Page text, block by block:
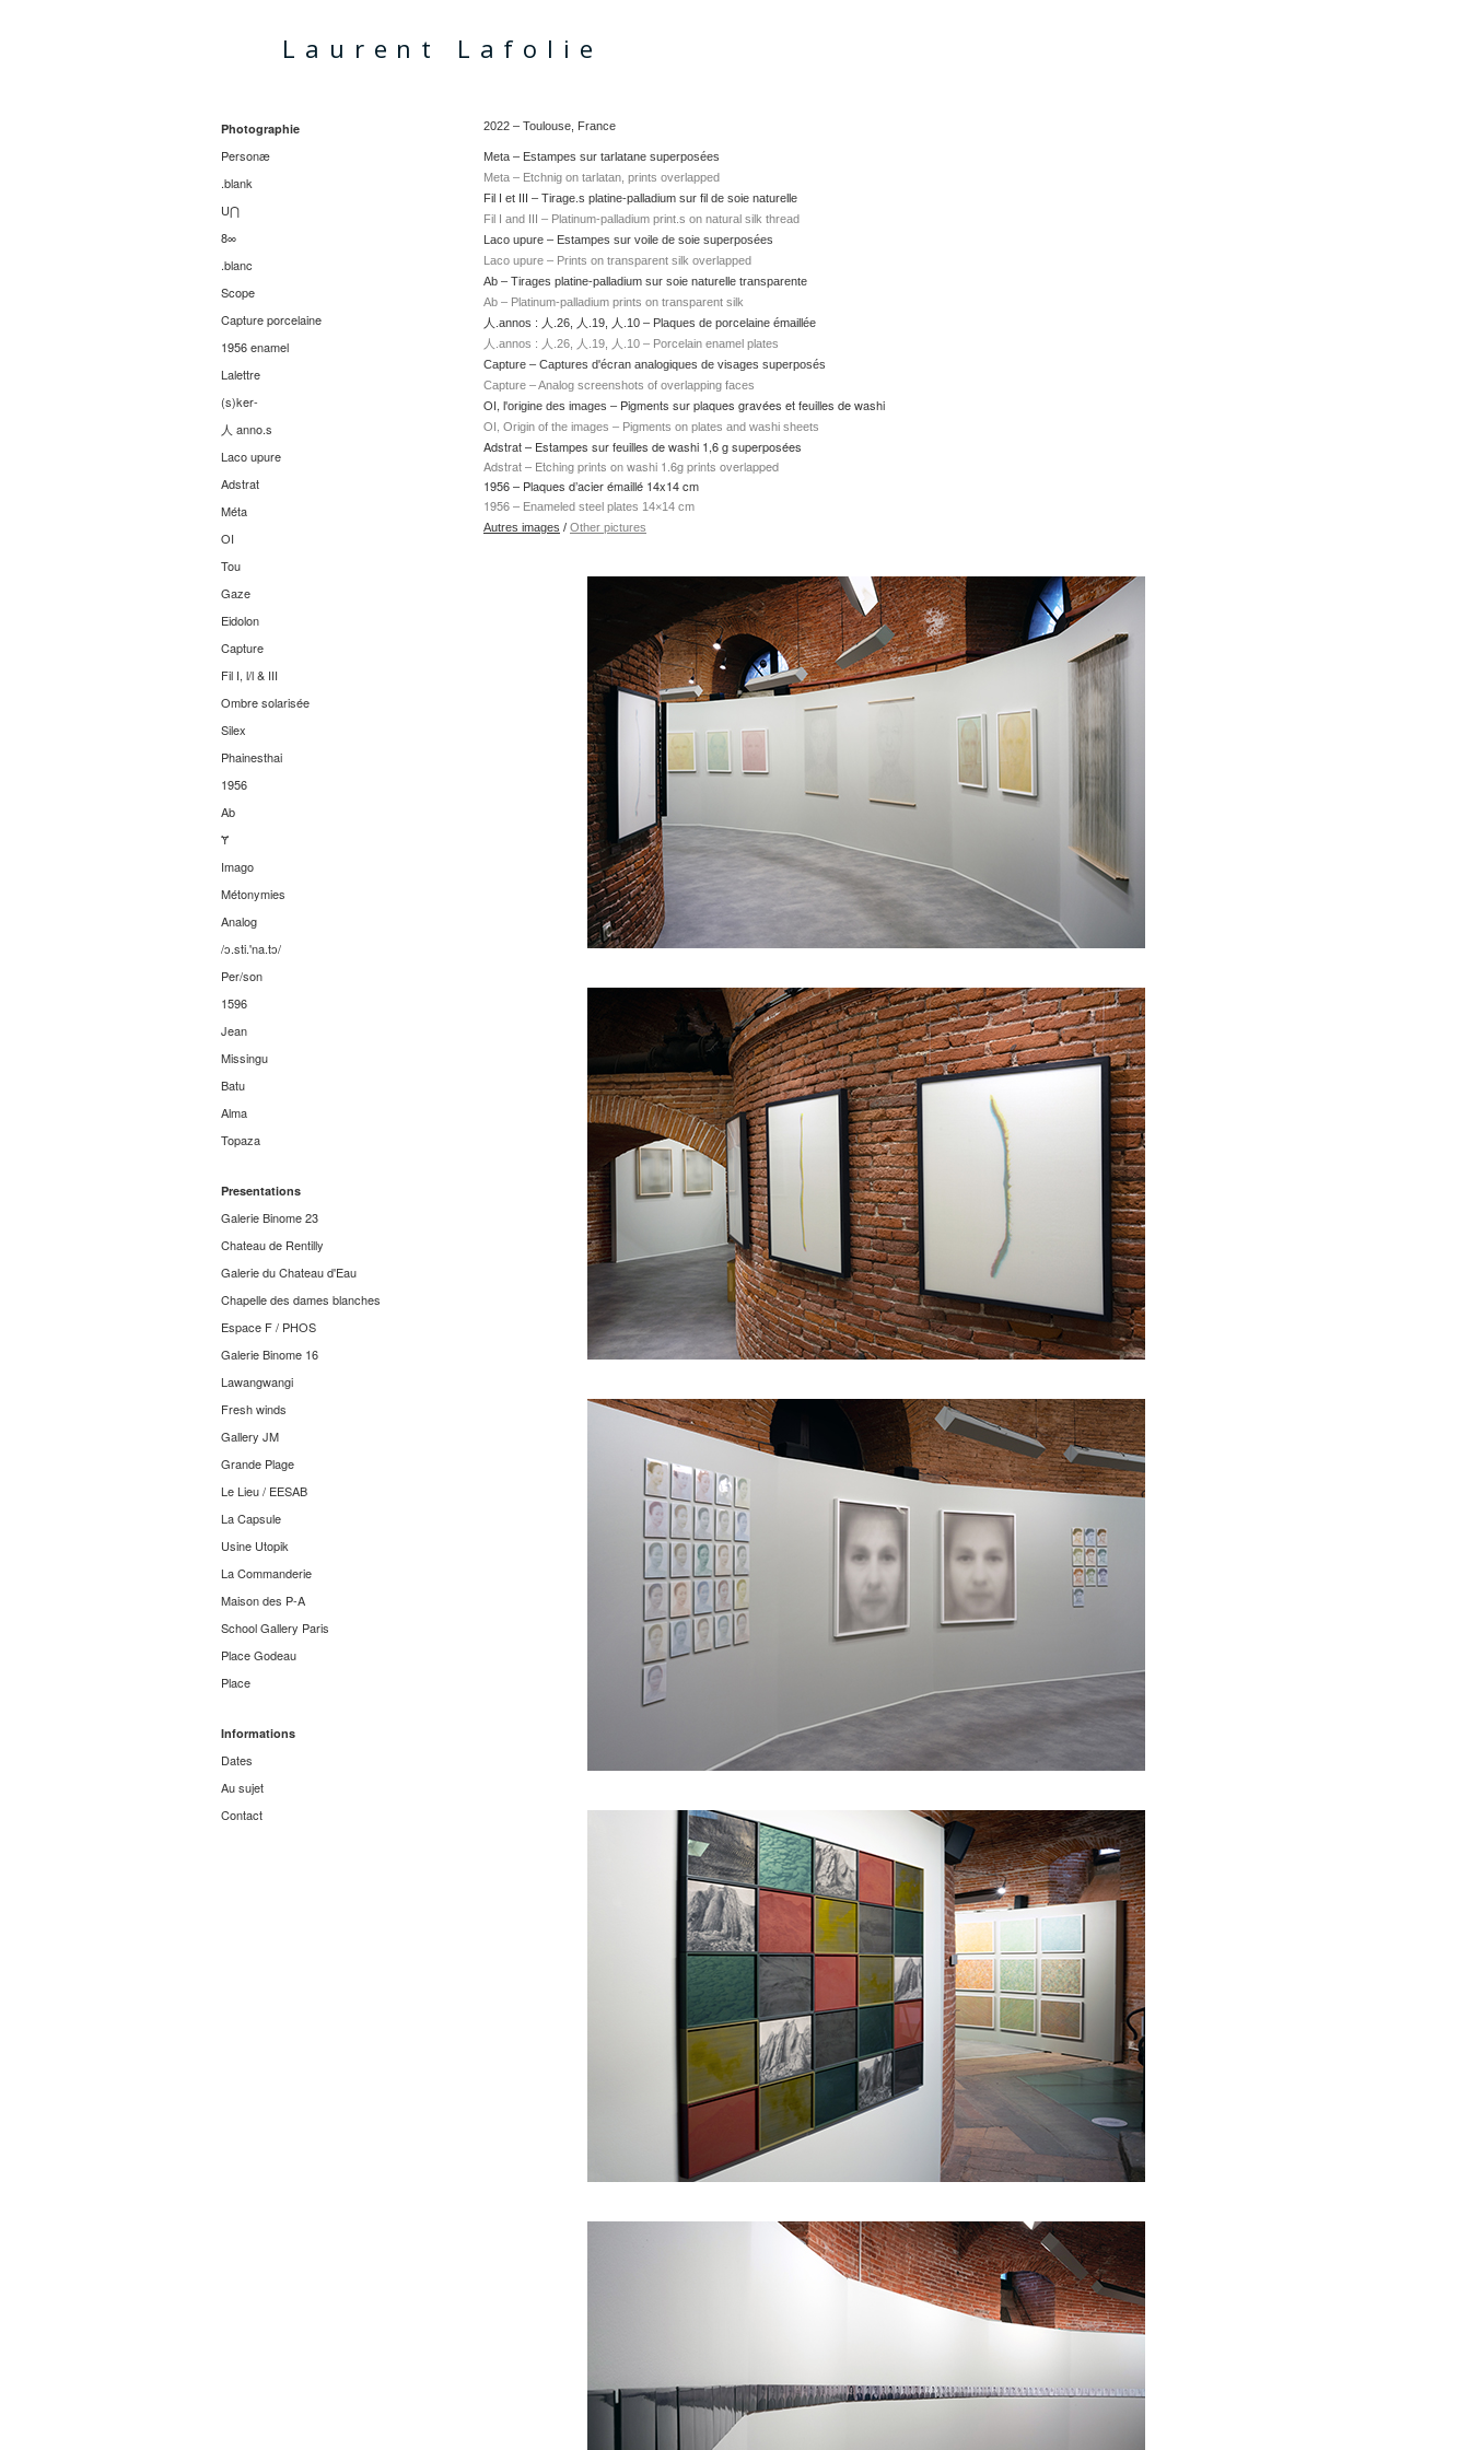
Laurent Lafolie
Photographie
Personæ
.blank
U⋂
8∞
.blanc
Scope
Capture porcelaine
1956 enamel
Lalettre
(s)ker-
人 anno.s
Laco upure
Adstrat
Méta
OI
Tou
Gaze
Eidolon
Capture
Fil I, l/l & III
Ombre solarisée
Silex
Phainesthai
1956
Ab
Ɏ
Imago
Métonymies
Analog
/ɔ.sti.'na.tɔ/
Per/son
1596
Jean
Missingu
Batu
Alma
Topaza
Presentations
Galerie Binome 23
Chateau de Rentilly
Galerie du Chateau d'Eau
Chapelle des dames blanches
Espace F / PHOS
Galerie Binome 16
Lawangwangi
Fresh winds
Gallery JM
Grande Plage
Le Lieu / EESAB
La Capsule
Usine Utopik
La Commanderie
Maison des P-A
School Gallery Paris
Place Godeau
Place
Informations
Dates
Au sujet
Contact
2022 – Toulouse, France
Meta – Estampes sur tarlatane superposées
Meta – Etchnig on tarlatan, prints overlapped
Fil I et III – Tirage.s platine-palladium sur fil de soie naturelle
Fil I and III – Platinum-palladium print.s on natural silk thread
Laco upure – Estampes sur voile de soie superposées
Laco upure – Prints on transparent silk overlapped
Ab – Tirages platine-palladium sur soie naturelle transparente
Ab – Platinum-palladium prints on transparent silk
人.annos : 人.26, 人.19, 人.10 – Plaques de porcelaine émaillée
人.annos : 人.26, 人.19, 人.10 – Porcelain enamel plates
Capture – Captures d'écran analogiques de visages superposés
Capture – Analog screenshots of overlapping faces
OI, l'origine des images – Pigments sur plaques gravées et feuilles de washi
OI, Origin of the images – Pigments on plates and washi sheets
Adstrat – Estampes sur feuilles de washi 1,6 g superposées
Adstrat – Etching prints on washi 1.6g prints overlapped
1956 – Plaques d’acier émaillé 14x14 cm
1956 – Enameled steel plates 14×14 cm
Autres images / Other pictures